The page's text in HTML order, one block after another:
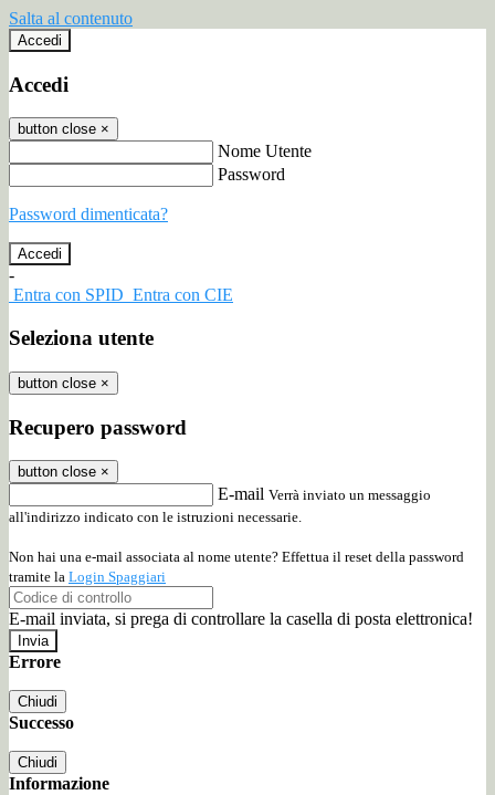
Salta al contenuto
Accedi
Accedi
button close ×
Nome Utente
Password
Password dimenticata?
-
Entra con SPID Entra con CIE
Seleziona utente
button close ×
Recupero password
button close ×
E-mail Verrà inviato un messaggio
all'indirizzo indicato con le istruzioni necessarie.
Non hai una e-mail associata al nome utente? Effettua il reset della password
tramite la Login Spaggiari
E-mail inviata, si prega di controllare la casella di posta elettronica!
Errore
Chiudi
Successo
Chiudi
Informazione